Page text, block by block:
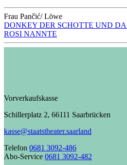
Frau Pančić/ Löwe
DONKEY DER SCHOTTE UND
ROSI NANNTE
Vorverkaufskasse
Schillerplatz 2, 66111 Saarbrücken
kasse@staatstheater.saarland
Telefon 0681 3092-486
Abo-Service 0681 3092-482